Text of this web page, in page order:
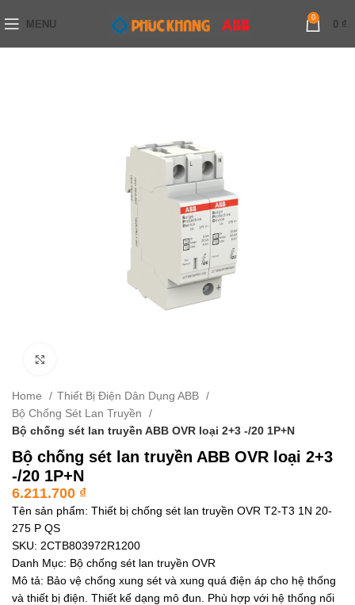
MENU
0
0 ₫
Home
Thiết Bị Điện Dân Dụng ABB
Bộ Chống Sét Lan Truyền
Bộ chống sét lan truyền ABB OVR loại 2+3 -/20 1P+N
Bộ chống sét lan truyền ABB OVR loại 2+3
-/20 1P+N
6.211.700 ₫
Tên sản phẩm: Thiết bị chống sét lan truyền OVR T2-T3 1N 20-
275 P QS
SKU: 2CTB803972R1200
Danh Mục: Bộ chống sét lan truyền OVR
Mô tả: Bảo vệ chống xung sét và xung quá điện áp cho hệ thống
và thiết bị điện. Thiết kế dạng mô đun. Phù hợp với hệ thống nối